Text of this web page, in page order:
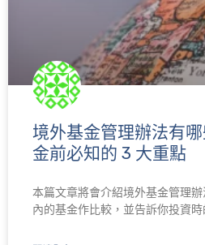
境外基金管理辦法有
金前必知的 3 大重點
本篇文章將會介紹境外基金管理
內的基金作比較，並告訴你投資